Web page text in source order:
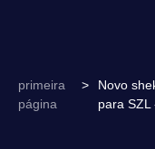
primeira
página
>
Novo
para